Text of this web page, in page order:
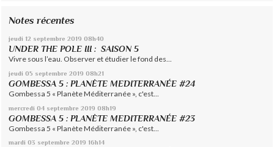
Notes récentes
jeudi 12 septembre 2019 08h40
UNDER THE POLE III : SAISON 5
Vivre sous l’eau. Observer et étudier le fond des...
jeudi 05 septembre 2019 08h21
GOMBESSA 5 : PLANÈTE MEDITERRANÉE #24
Gombessa 5 « Planète Méditerranée », c'est...
mercredi 04 septembre 2019 08h19
GOMBESSA 5 : PLANÈTE MEDITERRANÉE #23
Gombessa 5 « Planète Méditerranée », c'est...
mardi 03 septembre 2019 16h14